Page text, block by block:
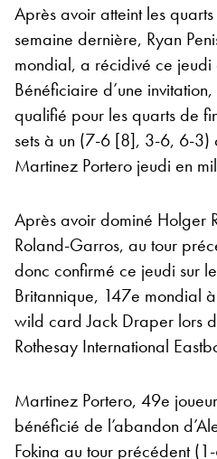
Après avoir atteint les
semaine dernière, Ryan
mondial, a récidivé ce jeudi
Bénéficiaire d’une
qualifié pour les quarts de
sets à un (7-6 [8], 3-6, 6-3)
Martinez Portero jeudi en
Après avoir dominé Holger
Roland-Garros, au tour
donc confirmé ce jeudi sur
Britannique, 147e mondial à
wild card Jack Draper lors
Rothesay International
Martinez Portero, 49e
bénéficié de l’abandon
Fokina au tour précédent